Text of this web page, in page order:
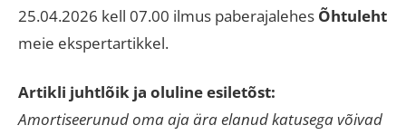
25.04.2026 kell 07.00 ilmus paberajalehes Õhtuleht
meie ekspertartikkel.
Artikli juhtlõik ja oluline esiletõst:
Amortiseerunud oma aja ära elanud katusega võivad